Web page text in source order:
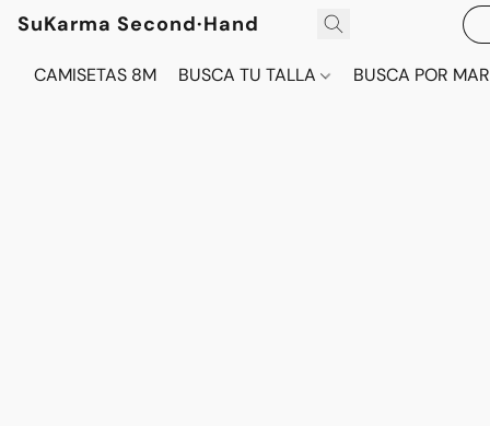
SuKarma Second·Hand
CAMISETAS 8M BUSCA TU TALLA BUSCA POR